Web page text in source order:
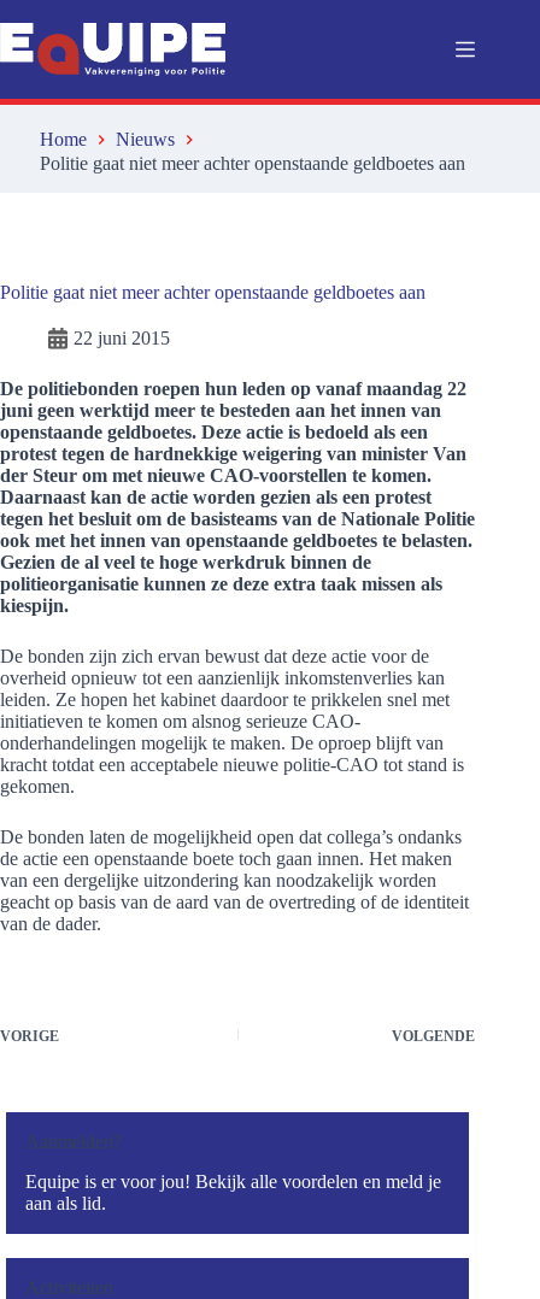
naar
de
inhoud
Home
Nieuws
Politie gaat niet meer achter openstaande geldboetes aan
Politie gaat niet meer achter openstaande geldboetes aan
22 juni 2015
De politiebonden roepen hun leden op vanaf maandag 22
juni geen werktijd meer te besteden aan het innen van
openstaande geldboetes. Deze actie is bedoeld als een
protest tegen de hardnekkige weigering van minister Van
der Steur om met nieuwe CAO-voorstellen te komen.
Daarnaast kan de actie worden gezien als een protest
tegen het besluit om de basisteams van de Nationale Politie
ook met het innen van openstaande geldboetes te belasten.
Gezien de al veel te hoge werkdruk binnen de
politieorganisatie kunnen ze deze extra taak missen als
kiespijn.
De bonden zijn zich ervan bewust dat deze actie voor de
overheid opnieuw tot een aanzienlijk inkomstenverlies kan
leiden. Ze hopen het kabinet daardoor te prikkelen snel met
initiatieven te komen om alsnog serieuze CAO-
onderhandelingen mogelijk te maken. De oproep blijft van
kracht totdat een acceptabele nieuwe politie-CAO tot stand is
gekomen.
De bonden laten de mogelijkheid open dat collega’s ondanks
de actie een openstaande boete toch gaan innen. Het maken
van een dergelijke uitzondering kan noodzakelijk worden
geacht op basis van de aard van de overtreding of de identiteit
van de dader.
VORIGE VOLGENDE
Aanmelden?
Equipe is er voor jou! Bekijk alle voordelen en meld je
aan als lid.
Activiteiten